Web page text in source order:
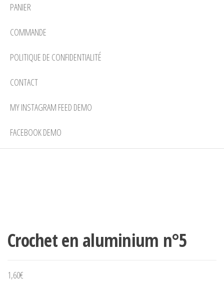
PANIER
COMMANDE
POLITIQUE DE CONFIDENTIALITÉ
CONTACT
MY INSTAGRAM FEED DEMO
FACEBOOK DEMO
Crochet en aluminium n°5
1,60€